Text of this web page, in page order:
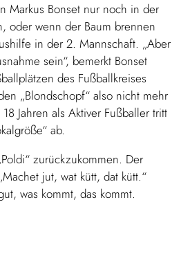
Markus Bonset nur noch in der
oder wenn der Baum brennen
in der 2. Mannschaft. „Aber
sein“, bemerkt Bonset
des Fußballkreises
„Blondschopf“ also nicht mehr
Jahren als Aktiver Fußballer tritt
ab.
zurückzukommen. Der
jut, wat kütt, dat kütt.“
was kommt, das kommt.